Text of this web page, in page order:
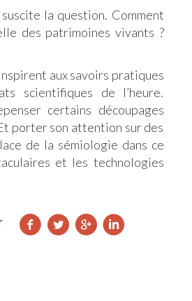
la question. Comment
des patrimoines vivants ?
aux savoirs pratiques
scientifiques de l’heure.
certains découpages
porter son attention sur des
de la sémiologie dans ce
et les technologies
Partager
Partager
Partager